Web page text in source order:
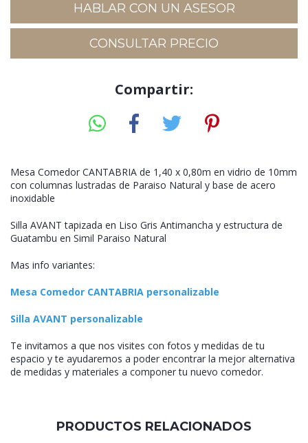
HABLAR CON UN ASESOR
Compartir:
Mesa Comedor CANTABRIA de 1,40 x 0,80m en vidrio de 10mm
con columnas lustradas de Paraiso Natural y base de acero
inoxidable
Silla AVANT tapizada en Liso Gris Antimancha y estructura de
Guatambu en Simil Paraiso Natural
Mas info variantes:
Mesa Comedor CANTABRIA personalizable
Silla AVANT personalizable
Te invitamos a que nos visites con fotos y medidas de tu
espacio y te ayudaremos a poder encontrar la mejor alternativa
de medidas y materiales a componer tu nuevo comedor.
PRODUCTOS RELACIONADOS